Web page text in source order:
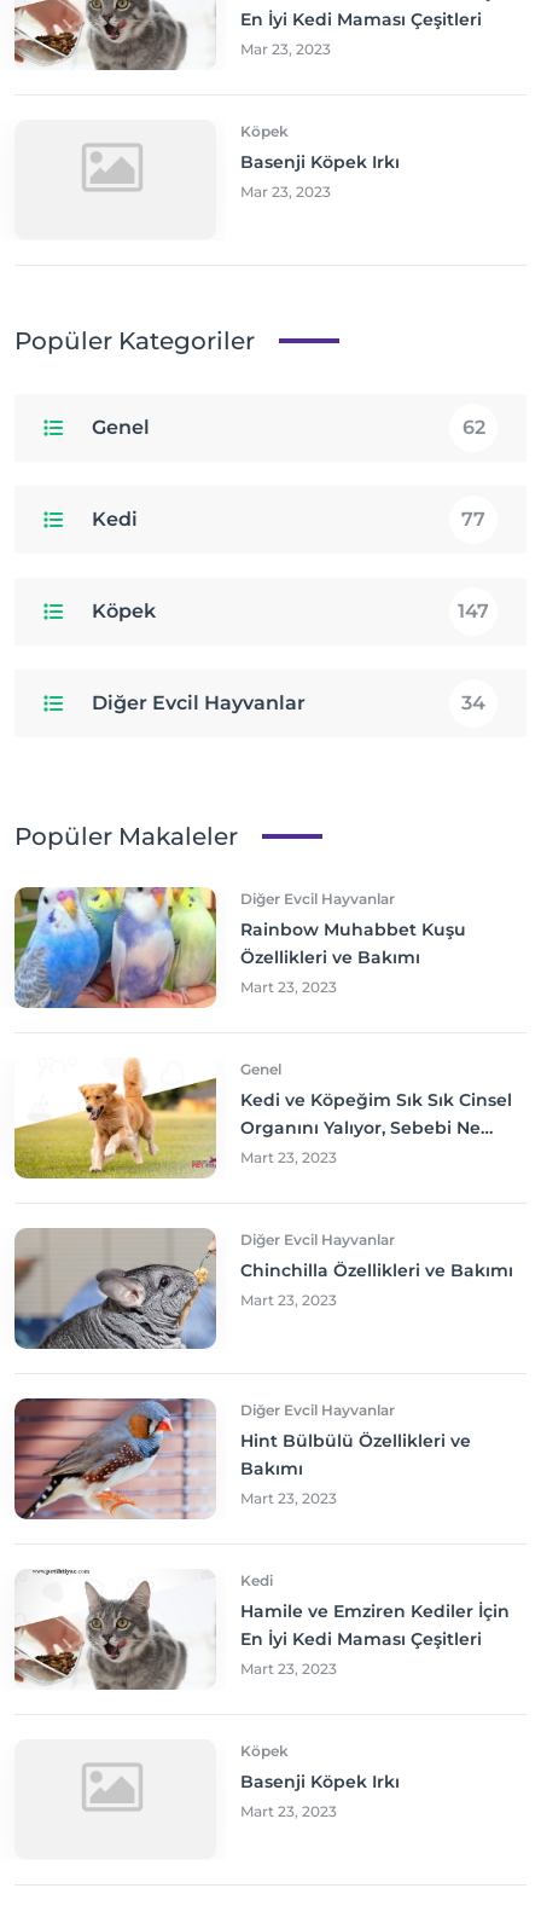
En İyi Kedi Maması Çeşitleri
Mar 23, 2023
Köpek
Basenji Köpek Irkı
Mar 23, 2023
Popüler Kategoriler
Genel 62
Kedi 77
Köpek 147
Diğer Evcil Hayvanlar 34
Popüler Makaleler
Diğer Evcil Hayvanlar
Rainbow Muhabbet Kuşu
Özellikleri ve Bakımı
Mart 23, 2023
Genel
Kedi ve Köpeğim Sık Sık Cinsel
Organını Yalıyor, Sebebi Ne
Olabilir? Neler yapmalıyım?
Mart 23, 2023
Diğer Evcil Hayvanlar
Chinchilla Özellikleri ve Bakımı
Mart 23, 2023
Diğer Evcil Hayvanlar
Hint Bülbülü Özellikleri ve
Bakımı
Mart 23, 2023
Kedi
Hamile ve Emziren Kediler İçin
En İyi Kedi Maması Çeşitleri
Mart 23, 2023
Köpek
Basenji Köpek Irkı
Mart 23, 2023